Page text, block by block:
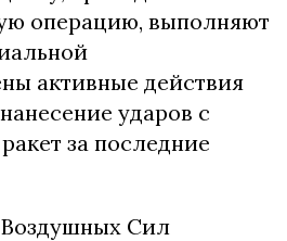
операцию, выполняют
активные действия
ударов с
за последние
Сил